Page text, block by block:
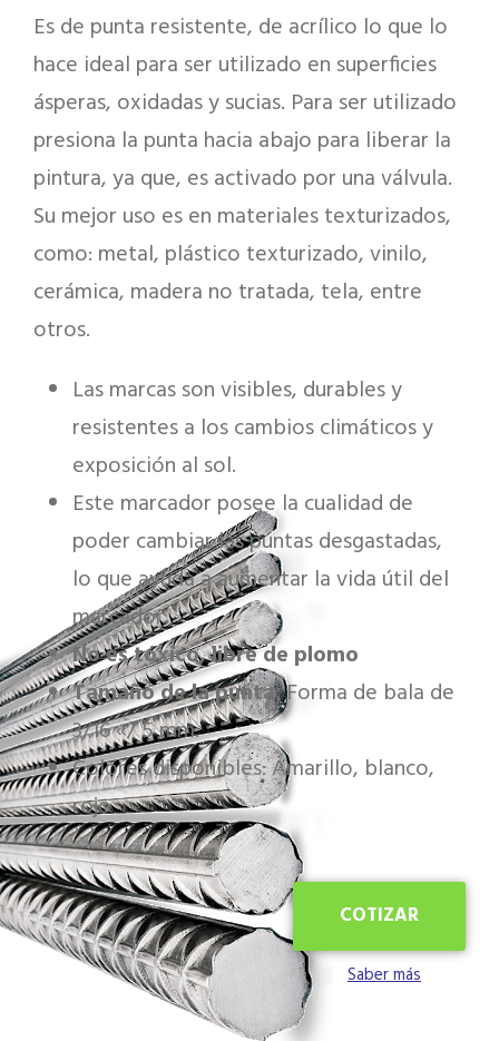
Es de punta resistente, de acrílico lo que lo
hace ideal para ser utilizado en superficies
ásperas, oxidadas y sucias. Para ser utilizado
presiona la punta hacia abajo para liberar la
pintura, ya que, es activado por una válvula.
Su mejor uso es en materiales texturizados,
como: metal, plástico texturizado, vinilo,
cerámica, madera no tratada, tela, entre
otros.
Las marcas son visibles, durables y
resistentes a los cambios climáticos y
exposición al sol.
Este marcador posee la cualidad de
poder cambiar las puntas desgastadas,
lo que ayuda a aumentar la vida útil del
marcador.
No es tóxico, libre de plomo
Tamaño de la punta:Forma de bala de
3/16 «/ 5 mm.
Colores disponibles: Amarillo, blanco,
rojo
COTIZAR
Saber más